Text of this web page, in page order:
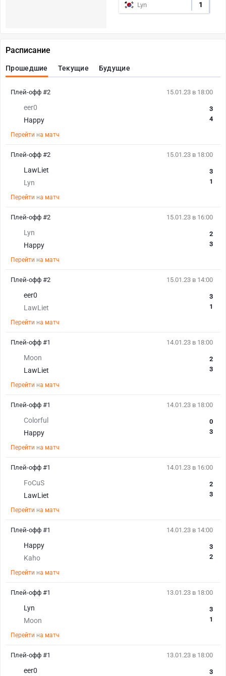
Lyn 1
Расписание
Прошедшие Текущие Будущие
15.01.23 в 18:00
eer0
Happy
3
4
Перейти на матч
Плей-офф #2
15.01.23 в 18:00
LawLiet
Lyn
3
1
Перейти на матч
Плей-офф #2
15.01.23 в 16:00
Lyn
Happy
2
3
Перейти на матч
Плей-офф #2
15.01.23 в 14:00
eer0
LawLiet
3
1
Перейти на матч
Плей-офф #2
14.01.23 в 18:00
Moon
LawLiet
2
3
Перейти на матч
Плей-офф #1
14.01.23 в 18:00
Colorful
Happy
0
3
Перейти на матч
Плей-офф #1
14.01.23 в 16:00
FoCuS
LawLiet
2
3
Перейти на матч
Плей-офф #1
14.01.23 в 14:00
Happy
Kaho
3
2
Перейти на матч
Плей-офф #1
13.01.23 в 18:00
Lyn
Moon
3
1
Перейти на матч
Плей-офф #1
13.01.23 в 18:00
eer0 3
Плей-офф #1